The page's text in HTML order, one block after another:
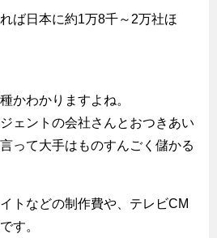
ば日本に約1万8千～2万社ほ
かわかりますよね。
ェントの会社さんとおつきあい
って大手はものすんごく儲かる
トなどの制作費や、テレビCM
す。